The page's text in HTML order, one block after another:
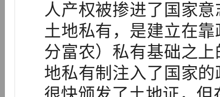
人产权被掺进了国家
土地私有，是建立在
分富农）私有基础之
地私有制注入了国家